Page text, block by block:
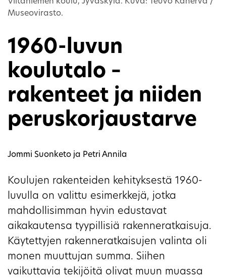
Museovirasto.
1960-luvun
koulutalo –
rakenteet ja niiden
peruskorjaustarve
Jommi Suonketo ja Petri Annila
Koulujen rakenteiden kehityksestä 1960-
luvulla on valittu esimerkkejä, jotka
mahdollisimman hyvin edustavat
aikakautensa tyypillisiä rakenneratkaisuja.
Käytettyjen rakenneratkaisujen valinta oli
monen muuttujan summa. Siihen
vaikuttavia tekijöitä olivat muun muassa